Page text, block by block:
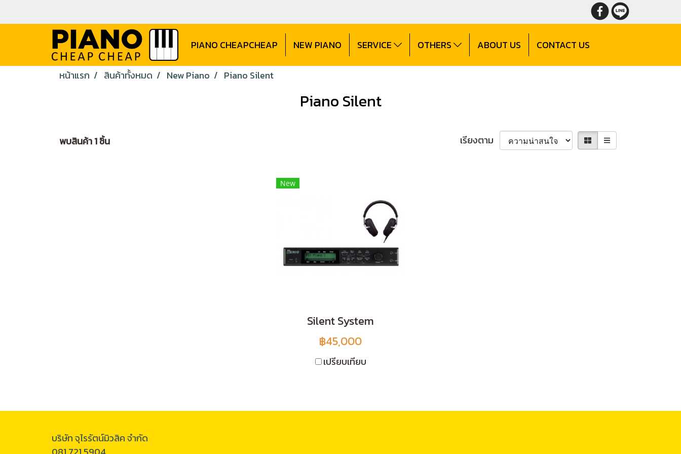
PIANO CHEAPCHEAP NEW PIANO SERVICE OTHERS ABOUT US CONTACT US
หน้าแรก สินค้าทั้งหมด New Piano Piano Silent
Piano Silent
พบสินค้า 1 ชิ้น เรียงตาม
New
Silent System
฿45,000
เปรียบเทียบ
บริษัท จุไรรัตน์มิวสิค จำกัด